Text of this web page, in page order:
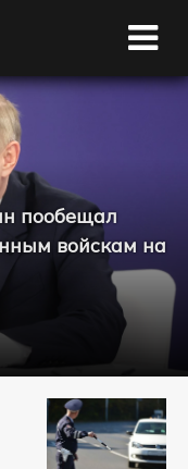
пообещал
войскам на